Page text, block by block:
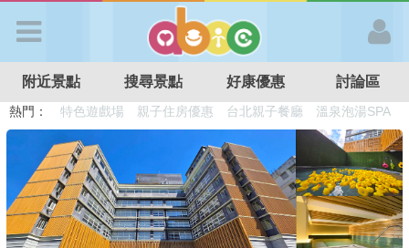
APP登入
首 頁
搜尋景點
附近景點 搜尋景點 好康優惠 討論區
熱門： 溜滑梯民宿 觀光工廠 DIY摘果
日本親子景點
特色遊戲場
親子住房優惠 台北親子餐廳 溫泉泡湯SPA